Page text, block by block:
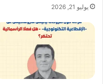
يوليو 21, 2026